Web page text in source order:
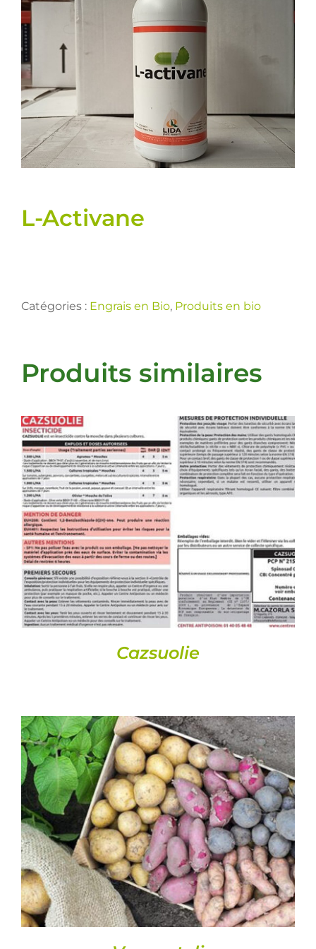
Semences
Divers
Fiches produits
Cultures
L-Activane
Catégories : Engrais en Bio, Produits en bio
Produits similaires
DETAILS
Cazsuolie
DETAILS